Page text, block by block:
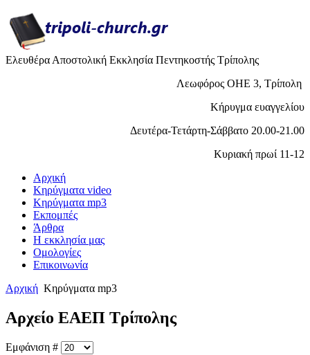
Ελευθέρα Αποστολική Εκκλησία Πεντηκοστής Τρίπολης
Λεωφόρος ΟΗΕ 3, Τρίπολη
Κήρυγμα ευαγγελίου
Δευτέρα-Τετάρτη-Σάββατο 20.00-21.00
Κυριακή πρωί 11-12
Αρχική
Κηρύγματα video
Κηρύγματα mp3
Εκπομπές
Άρθρα
H εκκλησία μας
Ομολογίες
Επικοινωνία
Αρχική Κηρύγματα mp3
Αρχείο ΕΑΕΠ Τρίπολης
Εμφάνιση #